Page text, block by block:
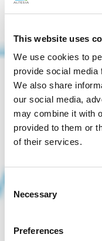
This website uses
We use cookies to
provide social media
We also share
our social media,
may combine it with
provided to them or
of their services.
Selection
Necessary
Preferences